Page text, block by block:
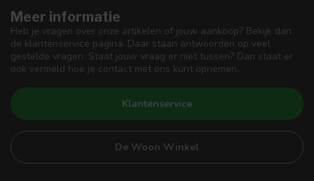
Meer informatie
Heb je vragen over onze artikelen of jouw aankoop? Bekijk dan
de klantenservice pagina. Daar staan antwoorden op veel
gestelde vragen. Staat jouw vraag er niet tussen? Dan staat er
ook vermeld hoe je contact met ons kunt opnemen.
Klantenservice
De Woon Winkel